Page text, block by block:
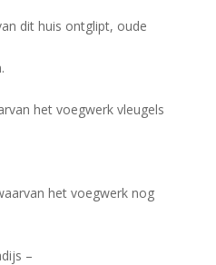
dit huis ontglipt, oude
het voegwerk vleugels
het voegwerk nog
–